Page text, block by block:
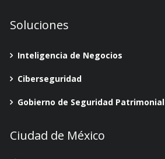
Soluciones
Inteligencia de Negocios
Ciberseguridad
Gobierno de Seguridad Patrimonial
Ciudad de México